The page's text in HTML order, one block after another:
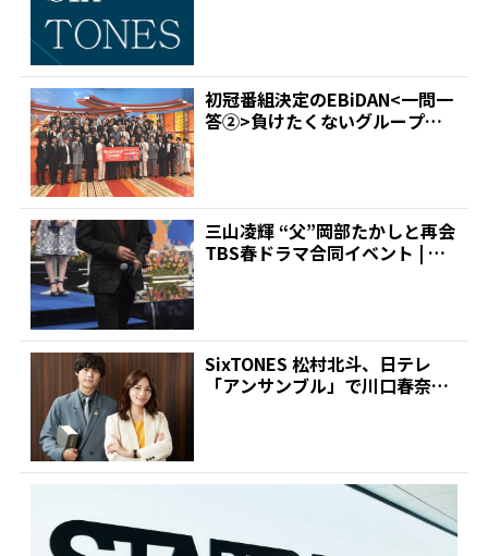
初冠番組決定のEBiDAN<一問一
答②>負けたくないグループは?
三山凌輝 “父”岡部たかしと再会
TBS春ドラマ合同イベント | 推
SixTONES 松村北斗、日テレ
「アンサンブル」で川口春奈と